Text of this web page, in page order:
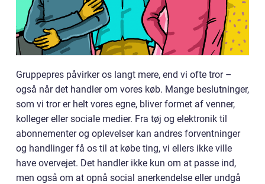
Gruppepres påvirker os langt mere, end vi ofte tror –
også når det handler om vores køb. Mange beslutninger,
som vi tror er helt vores egne, bliver formet af venner,
kolleger eller sociale medier. Fra tøj og elektronik til
abonnementer og oplevelser kan andres forventninger
og handlinger få os til at købe ting, vi ellers ikke ville
have overvejet. Det handler ikke kun om at passe ind,
men også om at opnå social anerkendelse eller undgå